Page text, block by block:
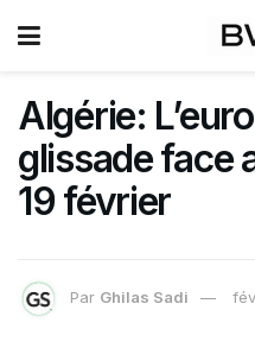
Algérie:
glissade face
19 février
Par Ghilas Sadi